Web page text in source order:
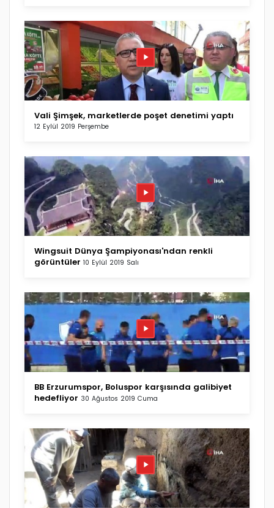
Vali Şimşek, marketlerde poşet denetimi yaptı
12 Eylül 2019 Perşembe
Wingsuit Dünya Şampiyonası'ndan renkli
görüntüler 10 Eylül 2019 Salı
BB Erzurumspor, Boluspor karşısında galibiyet
hedefliyor 30 Ağustos 2019 Cuma